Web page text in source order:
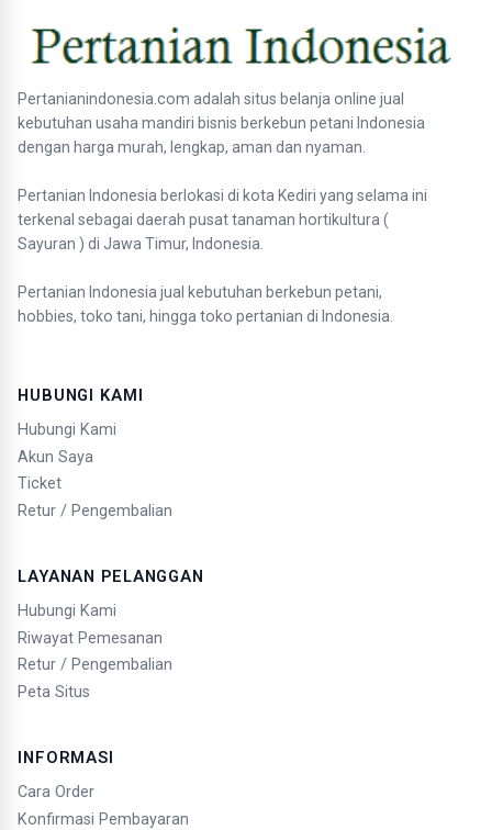
Pertanianindonesia.com adalah situs belanja online jual
kebutuhan usaha mandiri bisnis berkebun petani Indonesia
dengan harga murah, lengkap, aman dan nyaman.
Pertanian Indonesia berlokasi di kota Kediri yang selama ini
terkenal sebagai daerah pusat tanaman hortikultura (
Sayuran ) di Jawa Timur, Indonesia.
Pertanian Indonesia jual kebutuhan berkebun petani,
hobbies, toko tani, hingga toko pertanian di Indonesia.
HUBUNGI KAMI
Hubungi Kami
Akun Saya
Ticket
Retur / Pengembalian
LAYANAN PELANGGAN
Hubungi Kami
Riwayat Pemesanan
Retur / Pengembalian
Peta Situs
INFORMASI
Cara Order
Konfirmasi Pembayaran